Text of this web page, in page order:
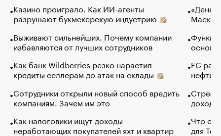
Казино проиграло. Как ИИ-агенты
разрушают букмекерскую индустрию
Выживают сильнейших. Почему компании
избавляются от лучших сотрудников
Как банк Wildberries резко нарастил
кредиты селлерам до атак на склады
Сотрудники открыли новый способ вредить
компаниям. Зачем им это
Как налоговики ищут доходы
неработающих покупателей яхт и квартир
Маск в
основ
ЕС
нефти
Что
для